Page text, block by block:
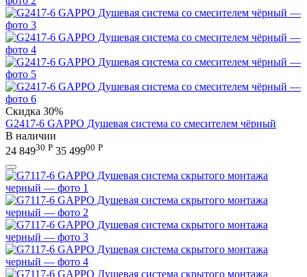
Скидка 30%
G2417-6 GAPPO Душевая система со смесителем чёрный
В наличии
24 84930 Р 35 49900 Р